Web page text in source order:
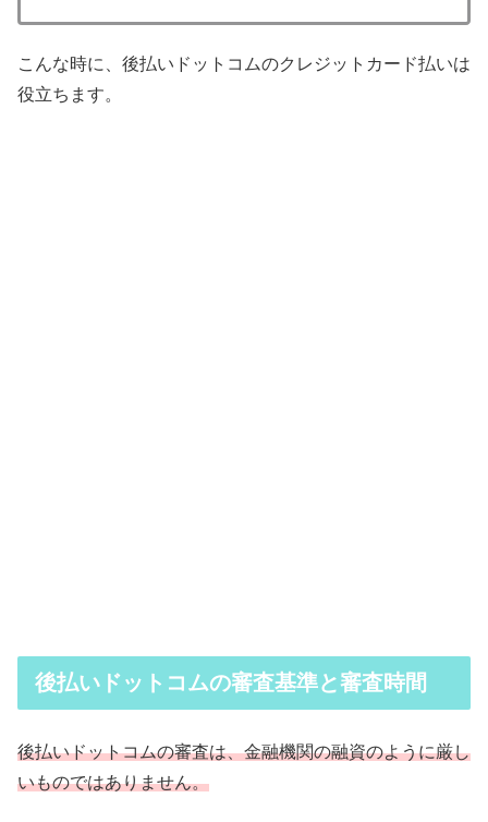
こんな時に、後払いドットコムのクレジットカード払いは
役立ちます。
後払いドットコムの審査基準と審査時間
後払いドットコムの審査は、金融機関の融資のように厳し
いものではありません。